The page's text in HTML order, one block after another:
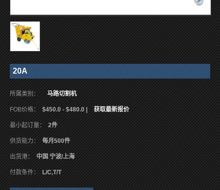
20A
所属类别： 马路切割机
FOB价格： $450.0 - $480.0 | 获取最新报价
最小起订量： 2件
供货能力： 每月500件
出货港： 中国 宁波/上海
付款条件： L/C,T/T